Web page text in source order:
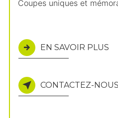
Coupes uniques et
EN SAVOIR PLUS
CONTACTEZ-NOUS